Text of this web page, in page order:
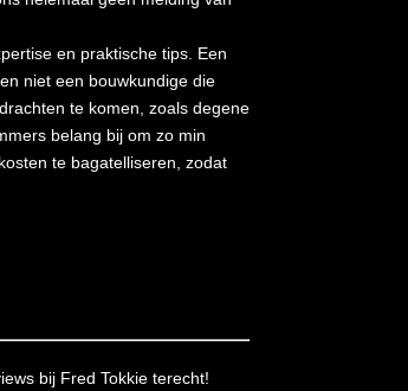
en praktische tips. Een
niet een bouwkundige die
te komen, zoals degene
belang bij om zo min
te bagatelliseren, zodat
bij Fred Tokkie terecht!